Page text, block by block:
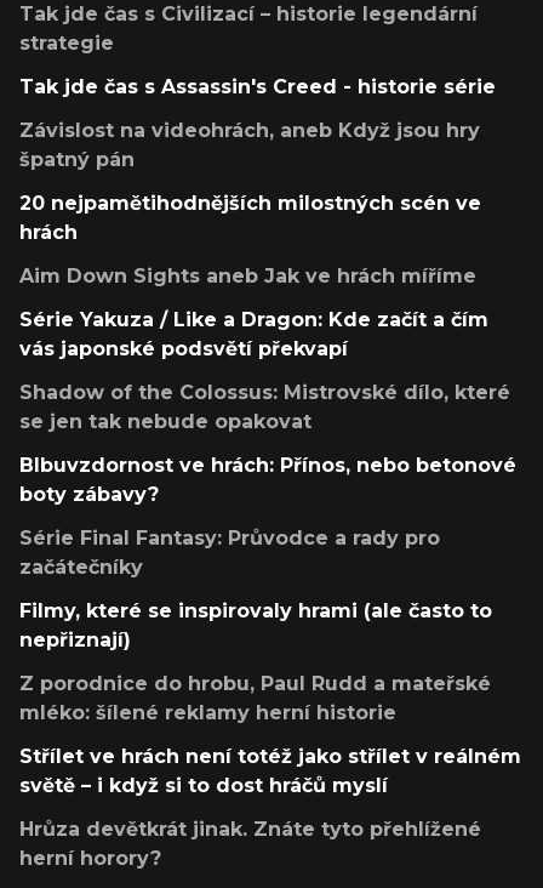
Tak jde čas s Civilizací – historie legendární
strategie
Tak jde čas s Assassin's Creed - historie série
Závislost na videohrách, aneb Když jsou hry
špatný pán
20 nejpamětihodnějších milostných scén ve
hrách
Aim Down Sights aneb Jak ve hrách míříme
Série Yakuza / Like a Dragon: Kde začít a čím
vás japonské podsvětí překvapí
Shadow of the Colossus: Mistrovské dílo, které
se jen tak nebude opakovat
Blbuvzdornost ve hrách: Přínos, nebo betonové
boty zábavy?
Série Final Fantasy: Průvodce a rady pro
začátečníky
Filmy, které se inspirovaly hrami (ale často to
nepřiznají)
Z porodnice do hrobu, Paul Rudd a mateřské
mléko: šílené reklamy herní historie
Střílet ve hrách není totéž jako střílet v reálném
světě – i když si to dost hráčů myslí
Hrůza devětkrát jinak. Znáte tyto přehlížené
herní horory?